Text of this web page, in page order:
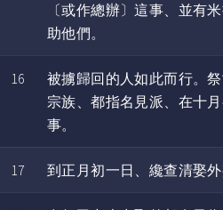
〔或作總辦〕這事、並有
助他們。
16
被擄歸回的人如此而行。
宗族、都指名見派、在十
事。
17 到正月初一日、纔查清娶外